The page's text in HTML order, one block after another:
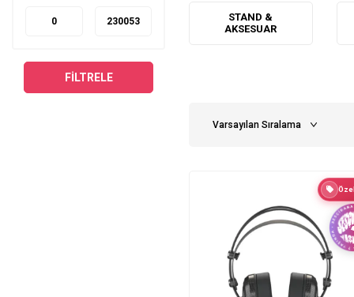
HPS5000 Series
DI20 SeriesFILTRELE
STAND &
AKSESUAR